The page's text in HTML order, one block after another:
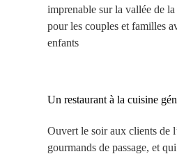
imprenable sur la vallée de
pour les couples et familles
enfants
Un restaurant à la cuisine
Ouvert le soir aux clients de
gourmands de passage, et